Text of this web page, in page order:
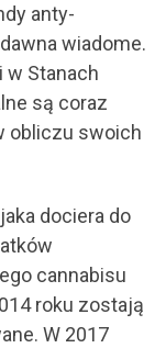
anty-
wiadome.
w Stanach
są coraz
obliczu swoich
dociera do
cannabisu
roku zostają
W 2017